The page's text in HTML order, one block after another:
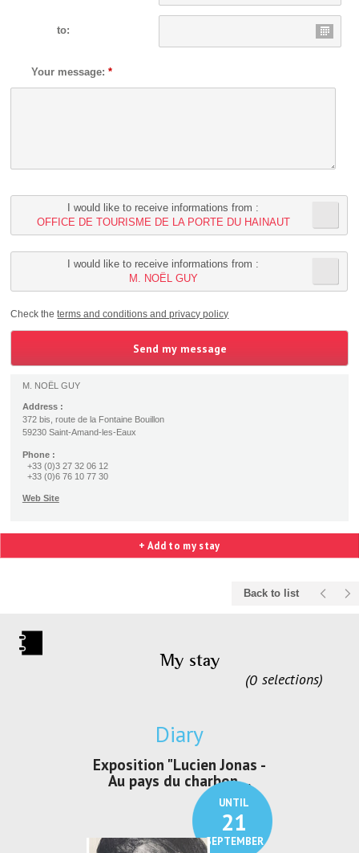
to:
Your message:*
I would like to receive informations from :
OFFICE DE TOURISME DE LA PORTE DU HAINAUT
I would like to receive informations from :
M. NOËL GUY
Check theterms and conditions and privacy policy
M. NOËL GUY
Address :
372 bis, route de la Fontaine Bouillon
59230 Saint-Amand-les-Eaux
Phone :
+33 (0)3 27 32 06 12
+33 (0)6 76 10 77 30
Web Site
+ Add to my stay
Back to list
My stay
selections
0
Diary
UNTIL
21
SEPTEMBER
Exposition "Lucien Jonas -
Au pays du charbon ...